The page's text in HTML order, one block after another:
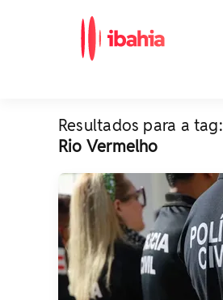
Resultados para a tag:
Rio Vermelho